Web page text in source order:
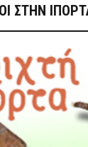
ΣΤΗΝ